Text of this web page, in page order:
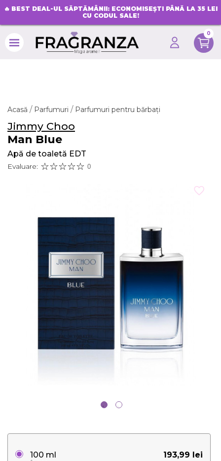
🔥 BEST DEAL-UL SĂPTĂMÂNII: ECONOMISEȘTI PÂNĂ LA 35 LEI
CU CODUL SALE!
0
Acasă Parfumuri Parfumuri pentru bărbați
Jimmy Choo
Man Blue
Apă de toaletă EDT
Evaluare: 0
193,99 lei
100 ml